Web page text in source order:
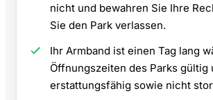
nicht und bewahren Sie Ihre
Sie den Park verlassen.
Ihr Armband ist einen Tag lang
Öffnungszeiten des Parks gültig
erstattungsfähig sowie nicht